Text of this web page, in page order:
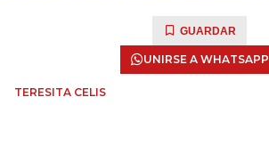
GUARDAR
UNIRSE A WHATSAPP
TERESITA CELIS